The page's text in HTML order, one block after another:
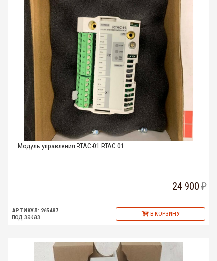
Модуль управления RTAC-01 RTAC 01
24 900
АРТИКУЛ: 265487
под заказ В КОРЗИНУ